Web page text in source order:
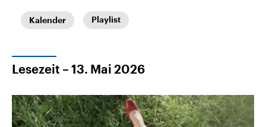
Landtagswahl Sachsen-Anhalt
USA
Kalender Playlist
Lesezeit – 13. Mai 2026